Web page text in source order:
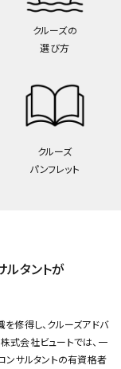
クルーズの
選び方
クルーズ
パンフレット
ルタントが
修得し、クルーズアドバ
株式会社ビュートでは、一
ンサルタントの有資格者